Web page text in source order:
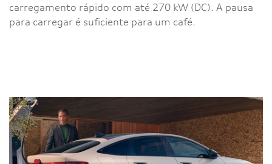
carregamento rápido com até 270 kW (DC). A pausa
para carregar é suficiente para um café.